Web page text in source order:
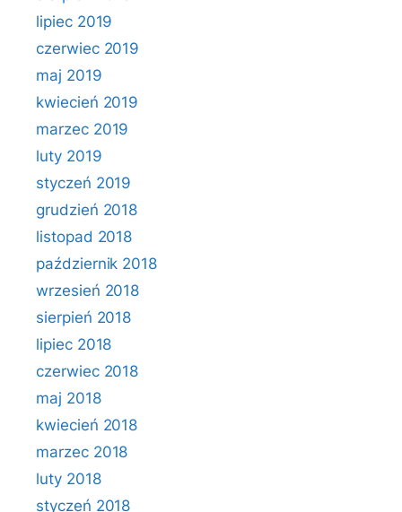
lipiec 2019
czerwiec 2019
maj 2019
kwiecień 2019
marzec 2019
luty 2019
styczeń 2019
grudzień 2018
listopad 2018
październik 2018
wrzesień 2018
sierpień 2018
lipiec 2018
czerwiec 2018
maj 2018
kwiecień 2018
marzec 2018
luty 2018
styczeń 2018